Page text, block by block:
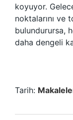
koyuyor.
noktalarını ve
bulundurursa,
daha dengeli
Tarih: